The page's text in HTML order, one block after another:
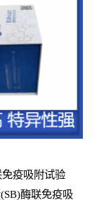
疫吸附试验
酶联免疫吸